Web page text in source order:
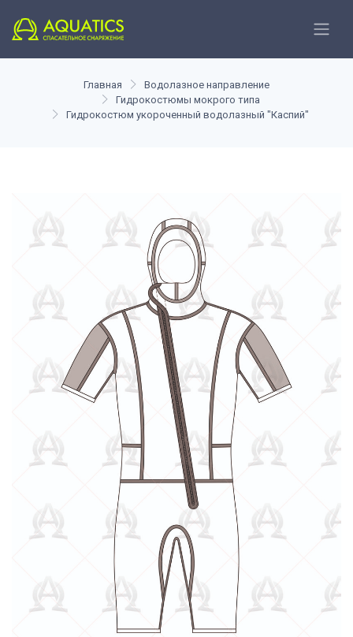
Главная
Водолазное направление
Гидрокостюмы мокрого типа
Гидрокостюм укороченный водолазный "Каспий"